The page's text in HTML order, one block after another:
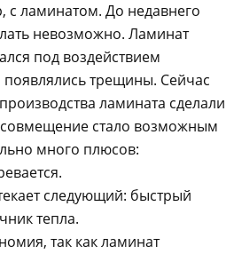
с ламинатом. До недавнего
невозможно. Ламинат
под воздействием
трещины. Сейчас
ламината сделали
стало возможным
много плюсов:
следующий: быстрый
тепла.
так как ламинат